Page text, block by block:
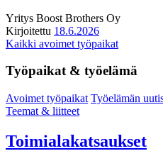
Yritys Boost Brothers Oy
Kirjoitettu 18.6.2026
Kaikki avoimet työpaikat
Työpaikat & työelämä
Avoimet työpaikat Työelämän
Teemat & liitteet
Toimialakatsaukset